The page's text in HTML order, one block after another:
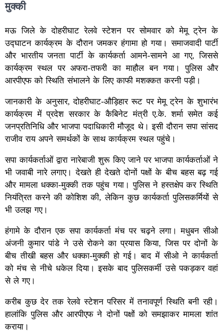
मुक्की
मऊ जिले के दोहरीघाट रेलवे स्टेशन पर सोमवार को मेमू ट्रेन के
उद्घाटन कार्यक्रम के दौरान जमकर हंगामा हो गया। समाजवादी पार्टी
और भारतीय जनता पार्टी के कार्यकर्ता आमने-सामने आ गए, जिससे
कार्यक्रम स्थल पर अफरा-तफरी का माहौल बन गया। पुलिस और
आरपीएफ को स्थिति संभालने के लिए काफी मशक्कत करनी पड़ी।
जानकारी के अनुसार, दोहरीघाट-औड़िहार रूट पर मेमू ट्रेन के शुभारंभ
कार्यक्रम में प्रदेश सरकार के कैबिनेट मंत्री ए.के. शर्मा समेत कई
जनप्रतिनिधि और भाजपा पदाधिकारी मौजूद थे। इसी दौरान सपा सांसद
राजीव राय अपने समर्थकों के साथ कार्यक्रम स्थल पहुंचे।
सपा कार्यकर्ताओं द्वारा नारेबाजी शुरू किए जाने पर भाजपा कार्यकर्ताओं ने
भी जवाबी नारे लगाए। देखते ही देखते दोनों पक्षों के बीच बहस बढ़ गई
और मामला धक्का-मुक्की तक पहुंच गया। पुलिस ने हस्तक्षेप कर स्थिति
नियंत्रित करने की कोशिश की, लेकिन कुछ कार्यकर्ता पुलिसकर्मियों से
भी उलझ गए।
हंगामे के दौरान एक सपा कार्यकर्ता मंच पर चढ़ने लगा। मधुबन सीओ
अंजनी कुमार पांडे ने उसे रोकने का प्रयास किया, जिस पर दोनों के
बीच तीखी बहस और धक्का-मुक्की हो गई। बाद में सीओ ने कार्यकर्ता
को मंच से नीचे धकेल दिया। इसके बाद पुलिसकर्मी उसे पकड़कर वहां
से ले गए।
करीब कुछ देर तक रेलवे स्टेशन परिसर में तनावपूर्ण स्थिति बनी रही।
हालांकि पुलिस और आरपीएफ ने दोनों पक्षों को समझाकर मामला शांत
कराया।